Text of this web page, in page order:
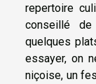
repertoire
conseillé
quelques
essayer, on
niçoise, un